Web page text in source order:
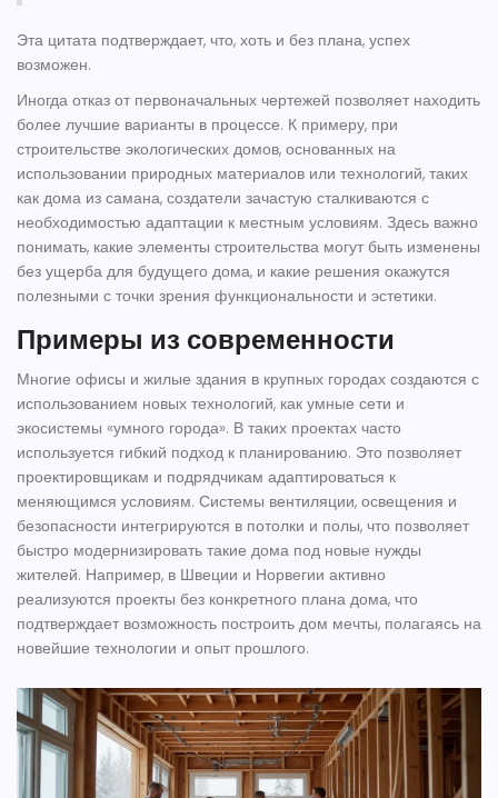
Эта цитата подтверждает, что, хоть и без плана, успех
возможен.
Иногда отказ от первоначальных чертежей позволяет находить
более лучшие варианты в процессе. К примеру, при
строительстве экологических домов, основанных на
использовании природных материалов или технологий, таких
как дома из самана, создатели зачастую сталкиваются с
необходимостью адаптации к местным условиям. Здесь важно
понимать, какие элементы строительства могут быть изменены
без ущерба для будущего дома, и какие решения окажутся
полезными с точки зрения функциональности и эстетики.
Примеры из современности
Многие офисы и жилые здания в крупных городах создаются с
использованием новых технологий, как умные сети и
экосистемы «умного города». В таких проектах часто
используется гибкий подход к планированию. Это позволяет
проектировщикам и подрядчикам адаптироваться к
меняющимся условиям. Системы вентиляции, освещения и
безопасности интегрируются в потолки и полы, что позволяет
быстро модернизировать такие дома под новые нужды
жителей. Например, в Швеции и Норвегии активно
реализуются проекты без конкретного плана дома, что
подтверждает возможность построить дом мечты, полагаясь на
новейшие технологии и опыт прошлого.